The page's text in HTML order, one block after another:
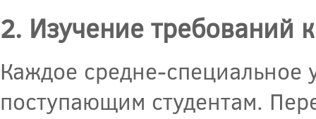
2. Изучение требований
Каждое средне-специальное
поступающим студентам.